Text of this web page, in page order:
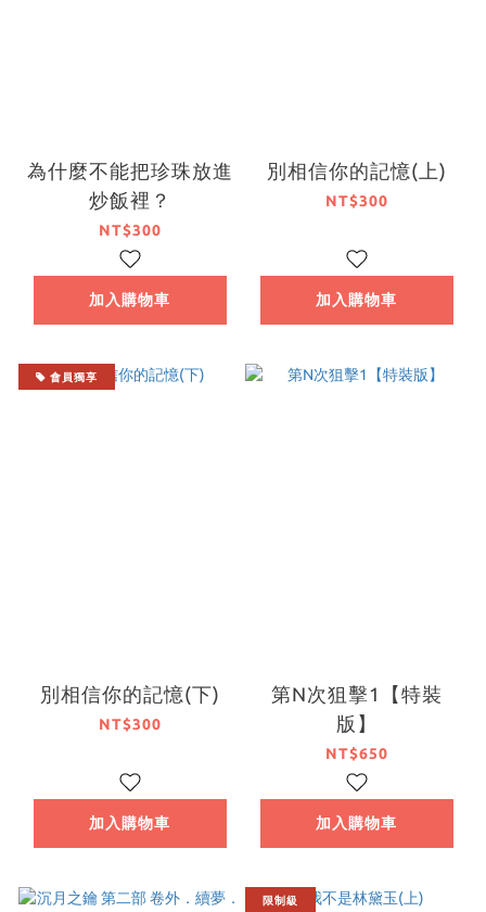
為什麼不能把珍珠放進
炒飯裡？
NT$300
加入購物車
別相信你的記憶(上)
NT$300
加入購物車
會員獨享
別相信你的記憶(下)
NT$300
加入購物車
第N次狙擊1【特裝
版】
NT$650
加入購物車
限制級